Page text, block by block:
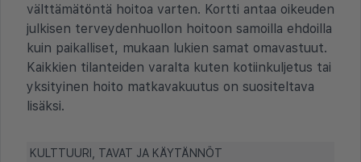
välttämätöntä hoitoa varten. Kortti antaa oikeuden
julkisen terveydenhuollon hoitoon samoilla ehdoilla
kuin paikalliset, mukaan lukien samat omavastuut.
Kaikkien tilanteiden varalta kuten kotiinkuljetus tai
yksityinen hoito matkavakuutus on suositeltava
lisäksi.
KULTTUURI, TAVAT JA KÄYTÄNNÖT